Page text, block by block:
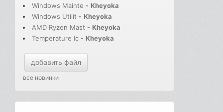
Windows Mainte - Kheyoka
Windows Utilit - Kheyoka
AMD Ryzen Mast - Kheyoka
Temperature Ic - Kheyoka
добавить файл
все новинки